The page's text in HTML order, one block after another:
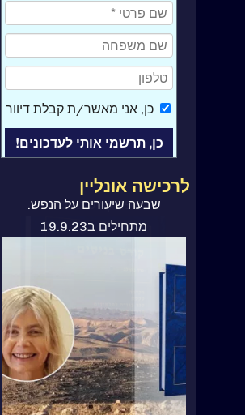
כן, אני מאשר/ת קבלת דיוור
לרכישה אונליין
שבעה שיעורים על הנפש.
מתחילים ב19.9.23
ספר קורס בניסים